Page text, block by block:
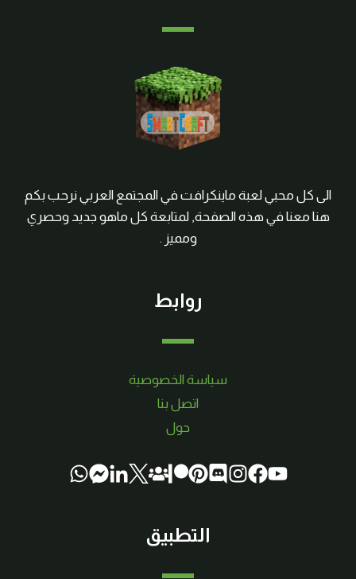
الى كل محبي لعبة ماينكرافت في المجتمع العربي نرحب بكم
هنا معنا في هذه الصفحة, لمتابعة كل ماهو جديد وحصري
ومميز .
روابط
سياسة الخصوصية
اتصل بنا
حول
التطبيق